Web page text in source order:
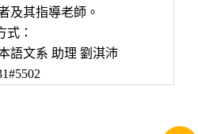
指導老師。
式：
文系 助理 劉淇沛